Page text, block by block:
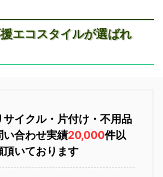
エコスタイルが選ばれ
サイクル・片付け・不用品
い合わせ実績20,000件以
頂いております